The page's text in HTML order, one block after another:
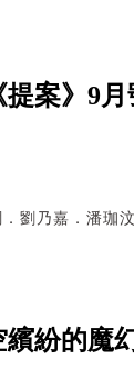
案》9月
劉乃嘉．潘珈汶
紛的魔